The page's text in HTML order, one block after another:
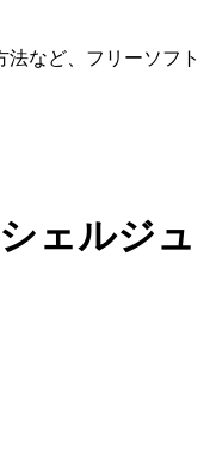
など、 フリーソフト
ェルジュ